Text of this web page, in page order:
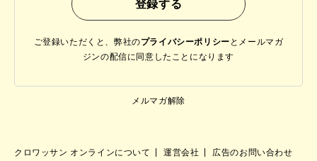
ご登録いただくと、弊社のプライバシーポリシー と メールマガ
ジンの配信に同意したことになります
メルマガ解除
クロワッサン オンラインについて 運営会社
広告のお問い合わせ